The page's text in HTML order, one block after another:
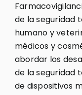
de la seguridad
humano y
médicos y
abordar los
de la seguridad
de dispositivos